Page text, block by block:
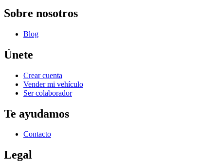
Sobre nosotros
Blog
Únete
Crear cuenta
Vender mi vehículo
Ser colaborador
Te ayudamos
Contacto
Legal